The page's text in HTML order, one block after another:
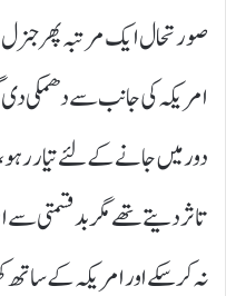
صورتحال ایک مرتبہ پھر
امریکہ کی جانب سے دھمکی دی
دور میں جانے کے لئے تیار
تاثر دیتے تھے مگر بدقسمتی سے
نہ کر سکے اور امریکہ کے